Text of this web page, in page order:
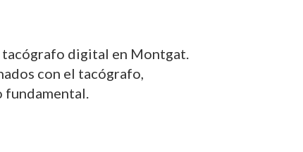
tacógrafo digital en Montgat.
con el tacógrafo,
fundamental.